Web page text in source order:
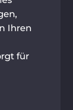
Ihren
für